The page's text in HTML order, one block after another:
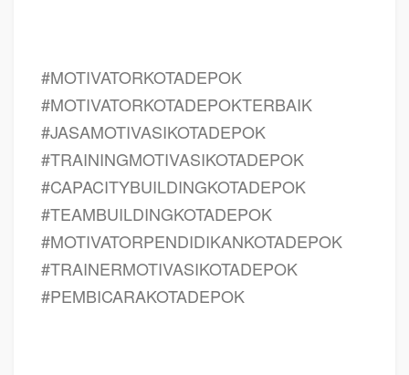
#MOTIVATORKOTADEPOK
#MOTIVATORKOTADEPOKTERBAIK
#JASAMOTIVASIKOTADEPOK
#TRAININGMOTIVASIKOTADEPOK
#CAPACITYBUILDINGKOTADEPOK
#TEAMBUILDINGKOTADEPOK
#MOTIVATORPENDIDIKANKOTADEPOK
#TRAINERMOTIVASIKOTADEPOK
#PEMBICARAKOTADEPOK